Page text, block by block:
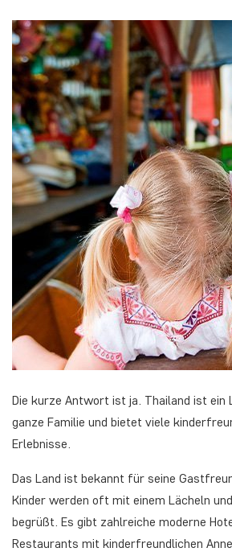
Die kurze Antwort ist ja. Thailand ist ein
ganze Familie und bietet viele
Erlebnisse.
Das Land ist bekannt für seine
Kinder werden oft mit einem Lächeln
begrüßt. Es gibt zahlreiche moderne
Restaurants mit kinderfreundlichen